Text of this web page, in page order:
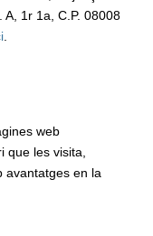
1r 1a, C.P. 08008
.
web
que les visita,
avantatges en la